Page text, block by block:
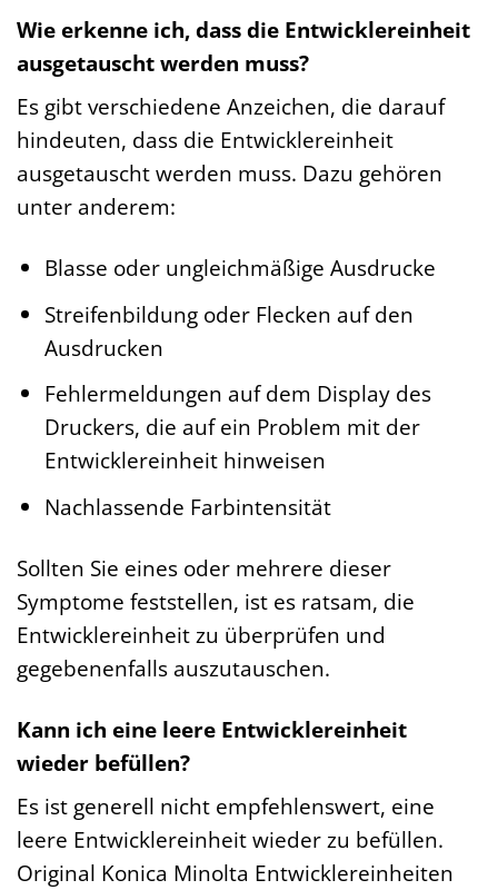
Wie erkenne ich, dass die Entwicklereinheit
ausgetauscht werden muss?
Es gibt verschiedene Anzeichen, die darauf
hindeuten, dass die Entwicklereinheit
ausgetauscht werden muss. Dazu gehören
unter anderem:
Blasse oder ungleichmäßige Ausdrucke
Streifenbildung oder Flecken auf den
Ausdrucken
Fehlermeldungen auf dem Display des
Druckers, die auf ein Problem mit der
Entwicklereinheit hinweisen
Nachlassende Farbintensität
Sollten Sie eines oder mehrere dieser
Symptome feststellen, ist es ratsam, die
Entwicklereinheit zu überprüfen und
gegebenenfalls auszutauschen.
Kann ich eine leere Entwicklereinheit
wieder befüllen?
Es ist generell nicht empfehlenswert, eine
leere Entwicklereinheit wieder zu befüllen.
Original Konica Minolta Entwicklereinheiten